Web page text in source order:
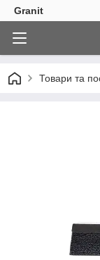
Granit
Товари та